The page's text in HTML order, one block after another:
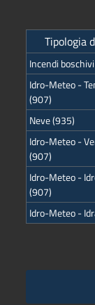
Tipologia
Incendi
Idro-Meteo -
(907)
Neve (935)
Idro-Meteo -
(907)
Idro-Meteo -
(907)
Idro-Meteo -